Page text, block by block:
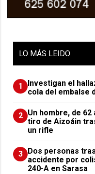
LO MÁS LEIDO
1
Investigan el
cola del embalse
2 Un hombre, de
tiro de Aizoáin
un rifle
3 ​Dos personas
accidente por
240-A en Sarasa